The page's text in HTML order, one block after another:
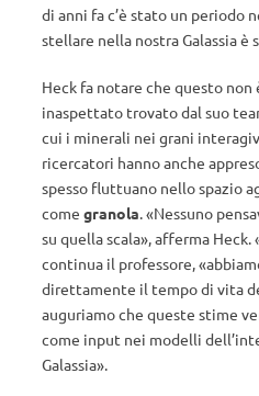
di anni fa c’è stato un periodo
stellare nella nostra Galassia è
Heck fa notare che questo non
inaspettato trovato dal suo
cui i minerali nei grani
ricercatori hanno anche
spesso fluttuano nello spazio
come granola. «Nessuno
su quella scala», afferma
continua il professore,
direttamente il tempo di vita
auguriamo che queste stime
come input nei modelli
Galassia».